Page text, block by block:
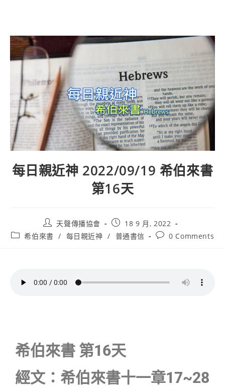
每日親近神 2022/09/19 希伯來書
第16天
天聲傳播協會
18 9 月, 2022
希伯來書 / 每日親近神 / 普通書信 0 Comments
希伯來書 第16天
經文：希伯來書十一章17~28